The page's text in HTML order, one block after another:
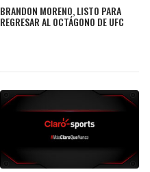
BRANDON MORENO, LISTO PARA
REGRESAR AL OCTÁGONO DE UFC